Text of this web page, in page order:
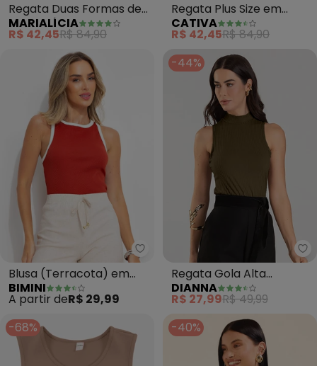
Regata Duas Formas de
Uso (Marrom)
MARIALÍCIA
R$ 42,45R$ 84,90
Regata Plus Size em
Canelado (Marrom)
CATIVA
R$ 42,45R$ 84,90
Bimini - Blusa (Terracota) em
Blusa (Terracota) em
Canelado
BIMINI
A partir deR$ 29,99
-44%
Regata Gola Alta
Feminina (Marrom)
DIANNA
R$ 27,99R$ 49,99
-68%
-40%